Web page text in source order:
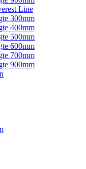
Line
300mm
400mm
500mm
600mm
700mm
900mm